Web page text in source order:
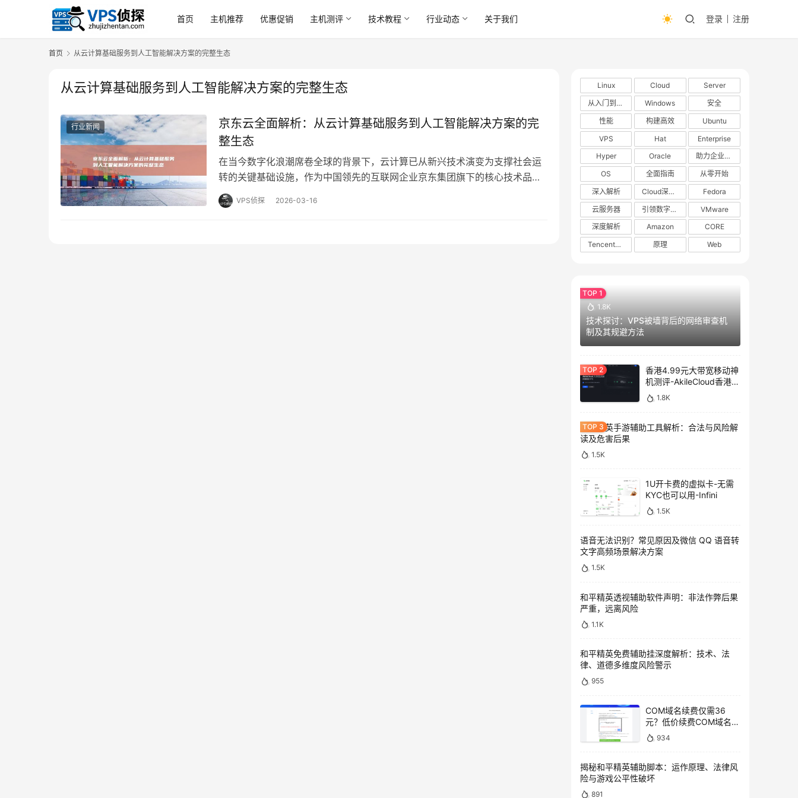
首页 主机推荐 优惠促销 主机测评 技术教程 行业动态 关于我们 登录 注册
首页 从云计算基础服务到人工智能解决方案的完整生态
从云计算基础服务到人工智能解决方案的完整生态
行业新闻
京东云全面解析：从云计算基础服务到人工智能解决方案的完
整生态
在当今数字化浪潮席卷全球的背景下，云计算已从新兴技术演变为支撑社会运
转的关键基础设施，作为中国领先的互联网企业京东集团旗下的核心技术品
牌，京东云依托其母体在零售、物流、金融等领域的深厚积淀，走出了一条独
具特色的发展路径，它并非简单的技术输出平台，而是一个深度融合产业知
VPS侦探 2026-03-16
Linux Cloud
Server
从入门到精通
Windows
安全
性能
构建高效
Ubuntu
VPS
Hat
Enterprise
Hyper
Oracle
助力企业数字化转型
OS
全面指南
从零开始
深入解析
Cloud深度解析
Fedora
云服务器
引领数字化转型
VMware
深度解析
Amazon
CORE
TencentOS
原理 Web
1.8K
技术探讨：VPS被墙背后的网络审查机
制及其规避方法
香港4.99元大带宽移动神
机测评-AkileCloud香港大
带宽服务器测评
1.8K
和平精英手游辅助工具解析：合法与风险解
读及危害后果
1.5K
1U开卡费的虚拟卡-无需
KYC也可以用-Infini
1.5K
语音无法识别？常见原因及微信 QQ 语音转
文字高频场景解决方案
1.5K
和平精英透视辅助软件声明：非法作弊后果
严重，远离风险
1.1K
和平精英免费辅助挂深度解析：技术、法
律、道德多维度风险警示
955
COM域名续费仅需36
元？低价续费COM域名教
程 934
揭秘和平精英辅助脚本：运作原理、法律风
险与游戏公平性破坏
891